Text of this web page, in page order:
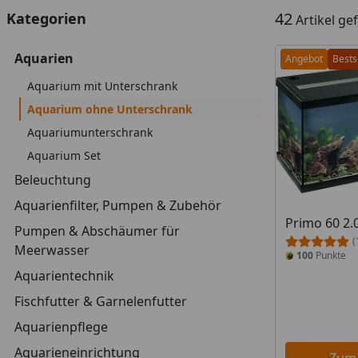
Kategorien
Aquarien
Aquarium mit Unterschrank
Aquarium ohne Unterschrank
Aquariumunterschrank
Aquarium Set
Beleuchtung
Aquarienfilter, Pumpen & Zubehör
Pumpen & Abschäumer für
Meerwasser
Aquarientechnik
Fischfutter & Garnelenfutter
Aquarienpflege
Aquarieneinrichtung
42Artikel
Angebot
Primo 60
100 Punkte